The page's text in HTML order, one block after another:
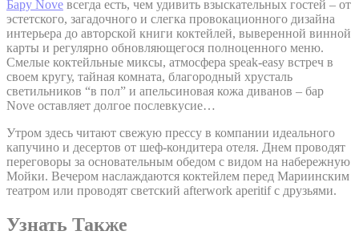
Персонализированная реклама
Предоставить согласие третьим лицам на
персонализированную рекламу
Подтвердить выбор
меньше инфо
Бару Nove всегда есть, чем удивить взыскательных гостей – от
эстетского, загадочного и слегка провокационного дизайна
интерьера до авторской книги коктейлей, выверенной винной
карты и регулярно обновляющегося полноценного меню.
Смелые коктейльные миксы, атмосфера speak-easy встреч в
своем кругу, тайная комната, благородный хрусталь
светильников “в пол” и апельсиновая кожа диванов – бар
Nove оставляет долгое послевкусие…
Утром здесь читают свежую прессу в компании идеального
капучино и десертов от шеф-кондитера отеля. Днем проводят
переговоры за основательным обедом с видом на набережную
Мойки. Вечером наслаждаются коктейлем перед Мариинским
театром или проводят светский afterwork aperitif с друзьями.
Узнать Также